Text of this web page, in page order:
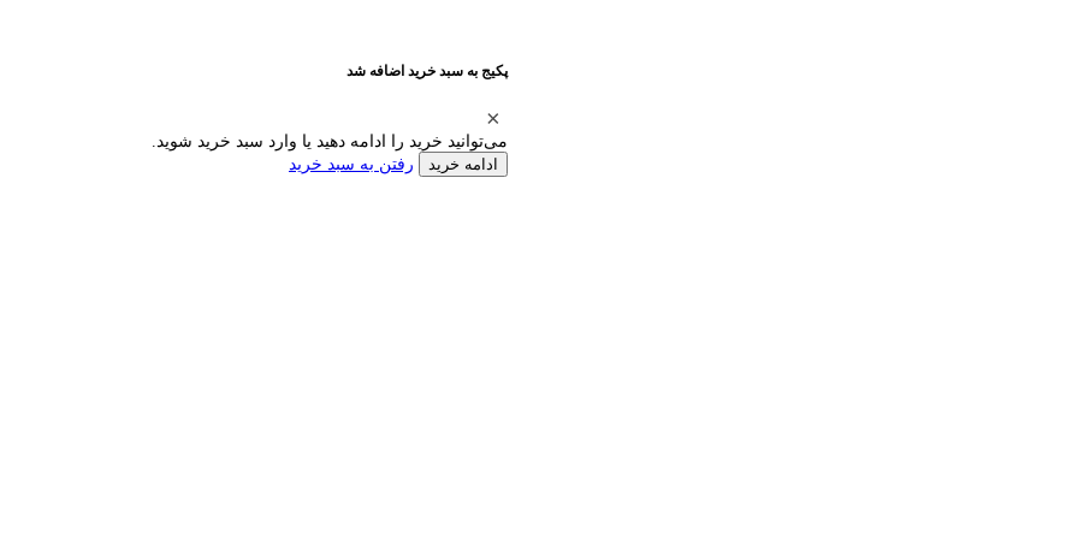
پکیج به سبد خرید اضافه شد
می‌توانید خرید را ادامه دهید یا وارد سبد خرید شوید.
ادامه خرید رفتن به سبد خرید